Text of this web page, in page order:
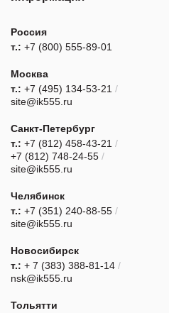
Россия
т.: +7 (800) 555-89-01
Москва
т.: +7 (495) 134-53-21 /
site@ik555.ru
Санкт-Петербург
т.: +7 (812) 458-43-21 /
+7 (812) 748-24-55 /
site@ik555.ru
Челябинск
т.: +7 (351) 240-88-55 /
site@ik555.ru
Новосибирск
т.: + 7 (383) 388-81-14 /
nsk@ik555.ru
Тольятти